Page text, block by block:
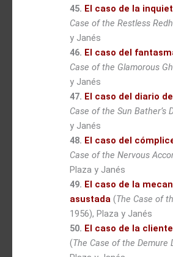
45. El caso de la
Case of the Restless
y Janés
46. El caso del
Case of the Glamorous
y Janés
47. El caso del diario
Case of the Sun Bather’s
y Janés
48. El caso del
Case of the Nervous
Plaza y Janés
49. El caso de la
asustada (The Case of
1956), Plaza y Janés
50. El caso de la
(The Case of the Demure